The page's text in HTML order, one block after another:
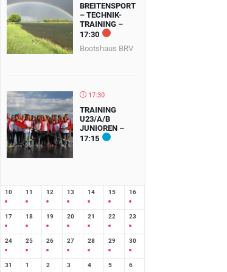
BREITENSPORT
– TECHNIK-
TRAINING –
17:30
Bootshaus BRV
17:30
TRAINING
U23/A/B
JUNIOREN –
17:15
10 11 12 13 14 15 16
17 18 19 20 21 22 23
24 25 26 27 28 29 30
31 1 2 3 4 5 6